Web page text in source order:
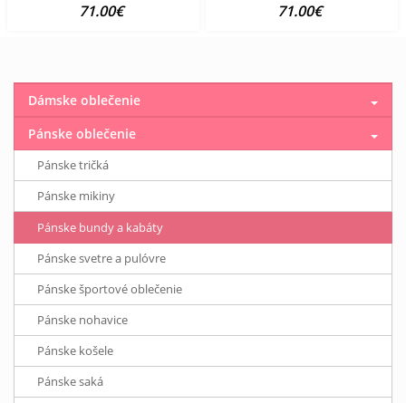
71.00€ 71.00€
Dámske oblečenie
Pánske oblečenie
Pánske tričká
Pánske mikiny
Pánske bundy a kabáty
Pánske svetre a pulóvre
Pánske športové oblečenie
Pánske nohavice
Pánske košele
Pánske saká